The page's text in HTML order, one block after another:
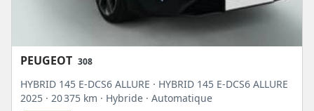
PEUGEOT 308
HYBRID 145 E-DCS6 ALLURE · HYBRID 145 E-DCS6 ALLURE
2025 · 20 375 km · Hybride · Automatique